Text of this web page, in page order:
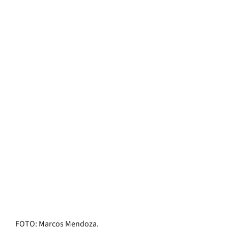
FOTO: Marcos Mendoza.